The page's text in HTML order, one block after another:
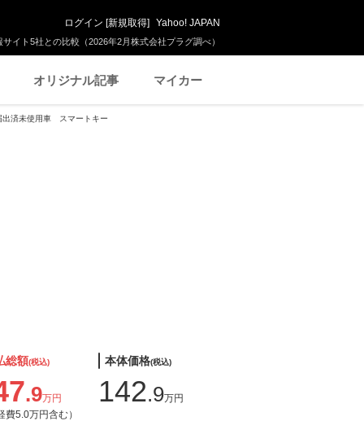
イト5社との比較（2026年2月株式会社プラグ調べ）
ログイン [新規取得] Yahoo! JAPAN
オリジナル記事 マイカー
出済未使用車 スマートキー
総額(税込)
.9万円
費5.0万円含む）
本体価格(税込)
142.9万円